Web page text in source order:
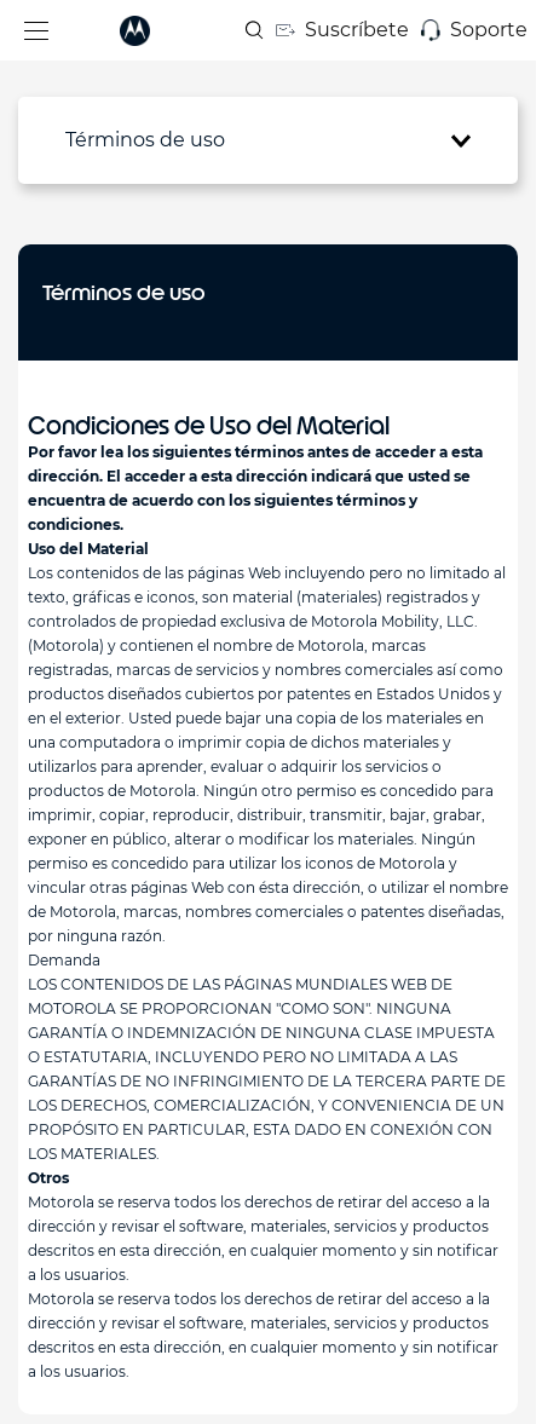
Suscríbete Soporte
Términos de uso
Términos de uso
Condiciones de Uso del Material
Por favor lea los siguientes términos antes de acceder a esta
dirección. El acceder a esta dirección indicará que usted se
encuentra de acuerdo con los siguientes términos y
condiciones.
Uso del Material
Los contenidos de las páginas Web incluyendo pero no limitado al
texto, gráficas e iconos, son material (materiales) registrados y
controlados de propiedad exclusiva de Motorola Mobility, LLC.
(Motorola) y contienen el nombre de Motorola, marcas
registradas, marcas de servicios y nombres comerciales así como
productos diseñados cubiertos por patentes en Estados Unidos y
en el exterior. Usted puede bajar una copia de los materiales en
una computadora o imprimir copia de dichos materiales y
utilizarlos para aprender, evaluar o adquirir los servicios o
productos de Motorola. Ningún otro permiso es concedido para
imprimir, copiar, reproducir, distribuir, transmitir, bajar, grabar,
exponer en público, alterar o modificar los materiales. Ningún
permiso es concedido para utilizar los iconos de Motorola y
vincular otras páginas Web con ésta dirección, o utilizar el nombre
de Motorola, marcas, nombres comerciales o patentes diseñadas,
por ninguna razón.
Demanda
LOS CONTENIDOS DE LAS PÁGINAS MUNDIALES WEB DE
MOTOROLA SE PROPORCIONAN "COMO SON". NINGUNA
GARANTÍA O INDEMNIZACIÓN DE NINGUNA CLASE IMPUESTA
O ESTATUTARIA, INCLUYENDO PERO NO LIMITADA A LAS
GARANTÍAS DE NO INFRINGIMIENTO DE LA TERCERA PARTE DE
LOS DERECHOS, COMERCIALIZACIÓN, Y CONVENIENCIA DE UN
PROPÓSITO EN PARTICULAR, ESTA DADO EN CONEXIÓN CON
LOS MATERIALES.
Otros
Motorola se reserva todos los derechos de retirar del acceso a la
dirección y revisar el software, materiales, servicios y productos
descritos en esta dirección, en cualquier momento y sin notificar
a los usuarios.
Motorola se reserva todos los derechos de retirar del acceso a la
dirección y revisar el software, materiales, servicios y productos
descritos en esta dirección, en cualquier momento y sin notificar
a los usuarios.